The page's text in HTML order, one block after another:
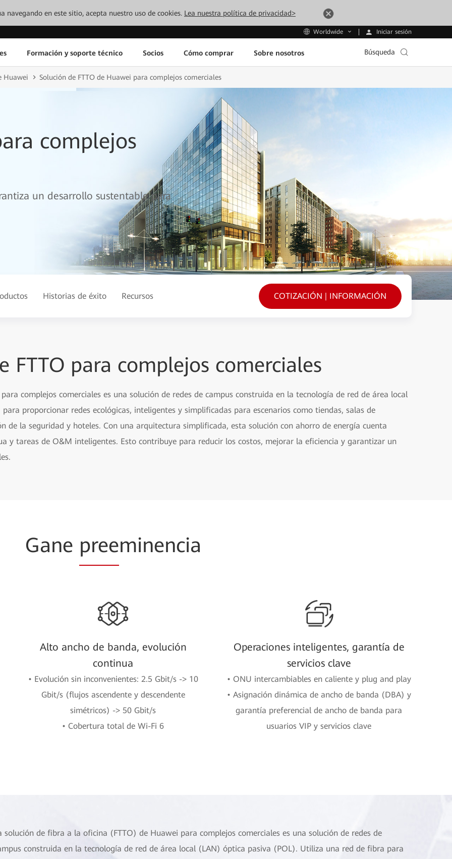
navegando en este sitio, acepta nuestro uso de cookies. Lea nuestra política de privacidad>
Worldwide Iniciar sesión
Formación y soporte técnico Socios Cómo comprar Sobre nosotros Búsqueda
Huawei Solución de FTTO de Huawei para complejos comerciales
complejos
un desarrollo sustentable para
Historias de éxito Recursos COTIZACIÓN | INFORMACIÓN
FTTO para complejos comerciales
complejos comerciales es una solución de redes de campus construida en la tecnología de red de área local
proporcionar redes ecológicas, inteligentes y simplificadas para escenarios como tiendas, salas de
de la seguridad y hoteles. Con una arquitectura simplificada, esta solución con ahorro de energía cuenta
y tareas de O&M inteligentes. Esto contribuye para reducir los costos, mejorar la eficiencia y garantizar un
Gane preeminencia
Alto ancho de banda, evolución
continua
• Evolución sin inconvenientes: 2.5 Gbit/s -> 10
Gbit/s (flujos ascendente y descendente
simétricos) -> 50 Gbit/s
• Cobertura total de Wi-Fi 6
Operaciones inteligentes, garantía de
servicios clave
• ONU intercambiables en caliente y plug and play
• Asignación dinámica de ancho de banda (DBA) y
garantía preferencial de ancho de banda para
usuarios VIP y servicios clave
solución de fibra a la oficina (FTTO) de Huawei para complejos comerciales es una solución de redes de
construida en la tecnología de red de área local (LAN) óptica pasiva (POL). Utiliza una red de fibra para